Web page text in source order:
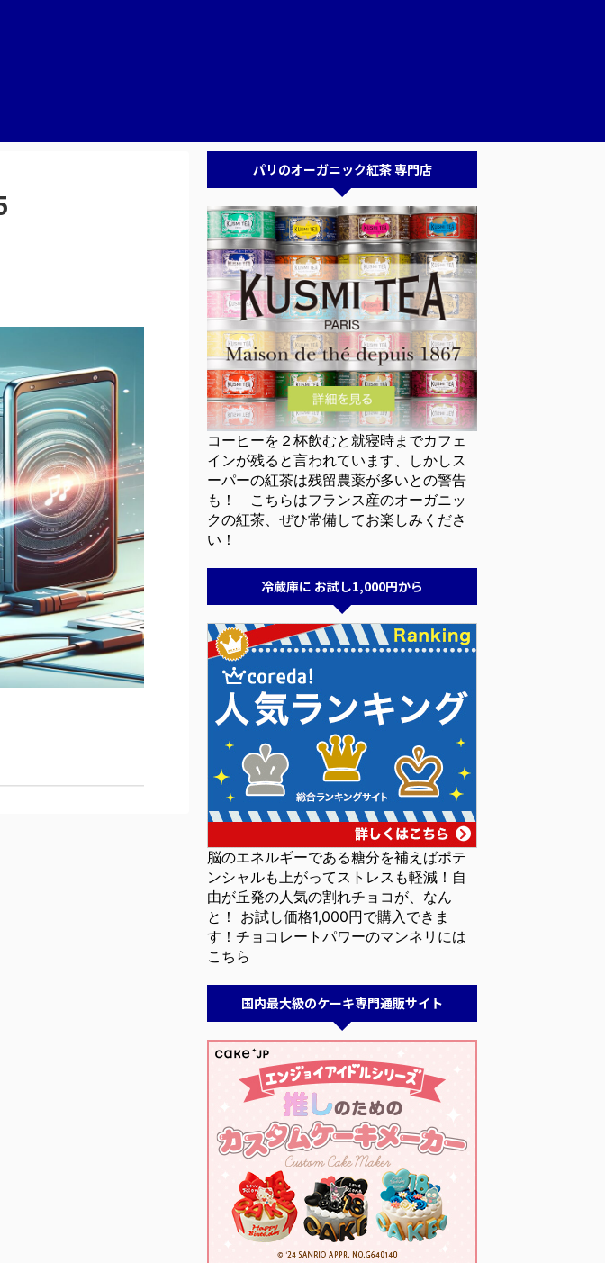
パリのオーガニック紅茶 専門店
コーヒーを２杯飲むと就寝時までカフェ
インが残ると言われています、しかしス
ーパーの紅茶は残留農薬が多いとの警告
も！ こちらはフランス産のオーガニッ
クの紅茶、ぜひ常備してお楽しみくださ
い！
冷蔵庫に お試し1,000円から
脳のエネルギーである糖分を補えばポテ
ンシャルも上がってストレスも軽減！自
由が丘発の人気の割れチョコが、なん
と！ お試し価格1,000円で購入できま
す！チョコレートパワーのマンネリには
こちら
国内最大級のケーキ専門通販サイト